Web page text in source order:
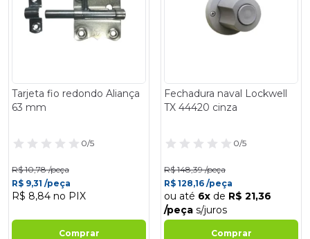
Tarjeta fio redondo Aliança
63 mm
0/5
R$ 10,78 /peça
R$ 9,31 /peça
R$ 8,84 no PIX
Comprar
Fechadura naval Lockwell
TX 44420 cinza
0/5
R$ 148,39 /peça
R$ 128,16 /peça
ou até 6x de R$ 21,36
/peça s/juros
Comprar